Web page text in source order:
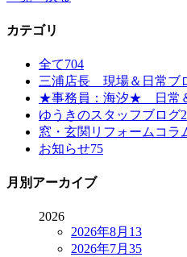
カテゴリ
全て704
三浦店長 現場＆日常ブ
★事務員：海汐★ 日常
ゆうきのスタッフブログ
窓・玄関リフォームコラ
お知らせ75
月別アーカイブ
2026
2026年8月 13
2026年7月 35